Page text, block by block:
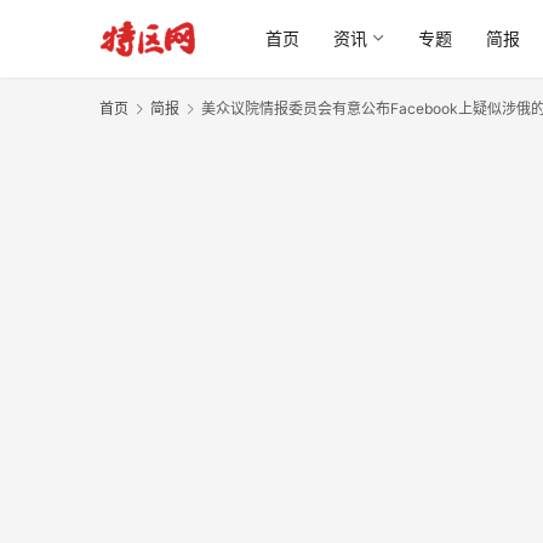
首页 资讯 专题 简报
首页 简报 美众议院情报委员会有意公布Facebook上疑似涉俄